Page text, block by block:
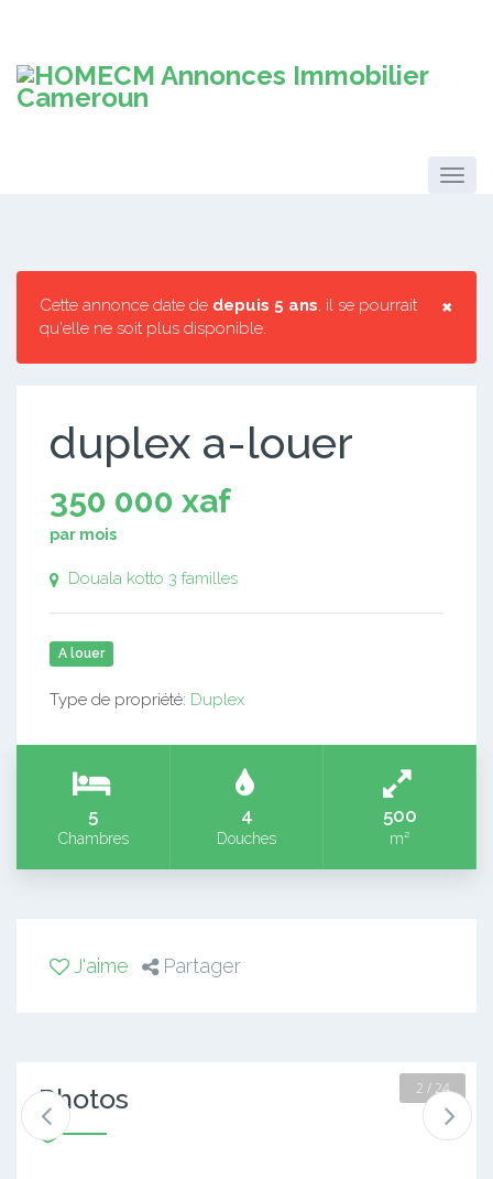
×
Cette annonce date de depuis 5 ans, il se pourrait
qu'elle ne soit plus disponible.
duplex a-louer
350 000 xaf
par mois
Douala kotto 3 familles
A louer
Type de propriété: Duplex
5
Chambres
4
Douches
500
m²
J'aime Partager
Photos 2 / 24